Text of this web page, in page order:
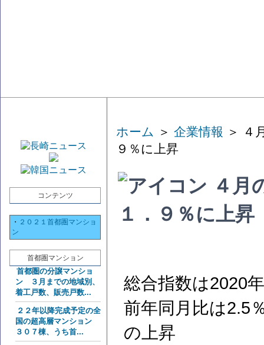
コンテンツ
・ ２０２１首都圏マンショ
ン
首都圏マンション
首都圏の分譲マンショ
ン ３月までの地域別、
着工戸数、販売戸数...
２２年以降完成予定の全
国の超高層マンション
３０７棟、うち首...
ホーム ＞ 企業情報 ＞ ４
９％に上昇
４月
１．９％に上昇
総合指数は2020
前年同月比は2.5
の上昇